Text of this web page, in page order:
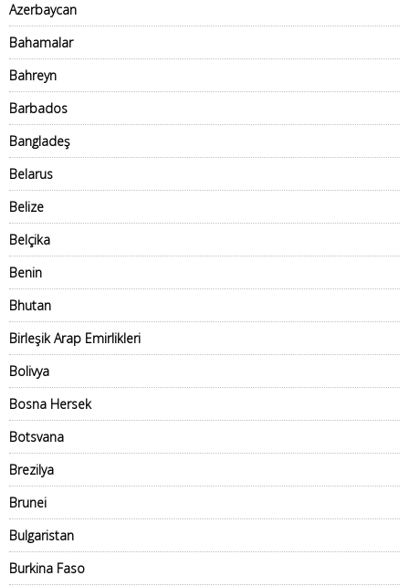
Azerbaycan
Bahamalar
Bahreyn
Barbados
Bangladeş
Belarus
Belize
Belçika
Benin
Bhutan
Birleşik Arap Emirlikleri
Bolivya
Bosna Hersek
Botsvana
Brezilya
Brunei
Bulgaristan
Burkina Faso